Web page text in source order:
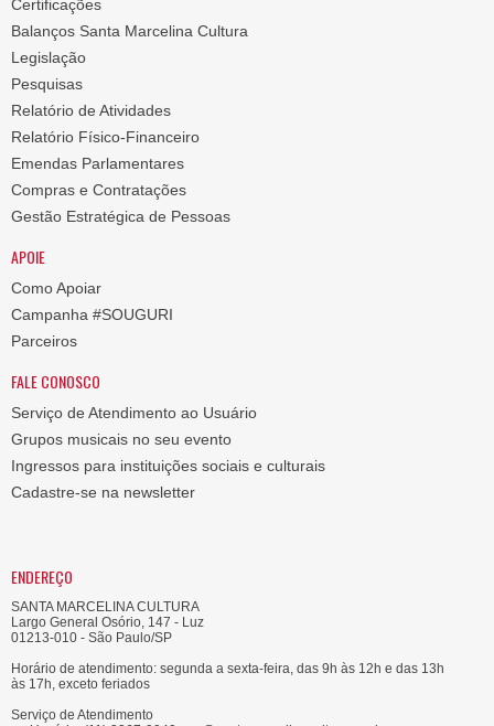
Certificações
Balanços Santa Marcelina Cultura
Legislação
Pesquisas
Relatório de Atividades
Relatório Físico-Financeiro
Emendas Parlamentares
Compras e Contratações
Gestão Estratégica de Pessoas
APOIE
Como Apoiar
Campanha #SOUGURI
Parceiros
FALE CONOSCO
Serviço de Atendimento ao Usuário
Grupos musicais no seu evento
Ingressos para instituições sociais e culturais
Cadastre-se na newsletter
ENDEREÇO
SANTA MARCELINA CULTURA
Largo General Osório, 147 - Luz
01213-010 - São Paulo/SP
Horário de atendimento: segunda a sexta-feira, das 9h às 12h e das 13h
às 17h, exceto feriados
Serviço de Atendimento